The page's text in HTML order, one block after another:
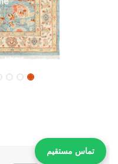
تماس مستقیم